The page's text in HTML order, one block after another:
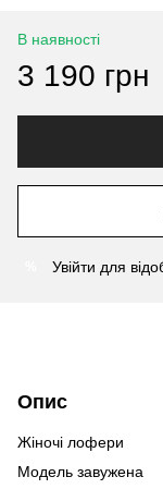
В наявності
3 190 грн
Увійти для
Опис
Жіночі лофери
Модель завужена